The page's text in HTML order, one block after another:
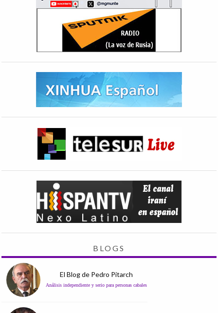
BLOGS
El Blog de Pedro Pitarch
Análisis independiente y serio para personas cabales